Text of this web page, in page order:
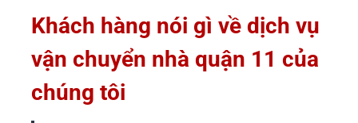
Khách hàng nói gì về dịch vụ
vận chuyển nhà quận 11 của
chúng tôi